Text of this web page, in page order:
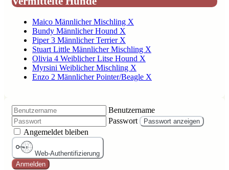
Maico Männlicher Mischling X
Bundy Männlicher Hound X
Piper 3 Männlicher Terrier X
Stuart Little Männlicher Mischling X
Olivia 4 Weiblicher Litse Hound X
Myrsini Weiblicher Mischling X
Enzo 2 Männlicher Pointer/Beagle X
Benutzername
Passwort
Passwort anzeigen
Angemeldet bleiben
Web-Authentifizierung
Anmelden